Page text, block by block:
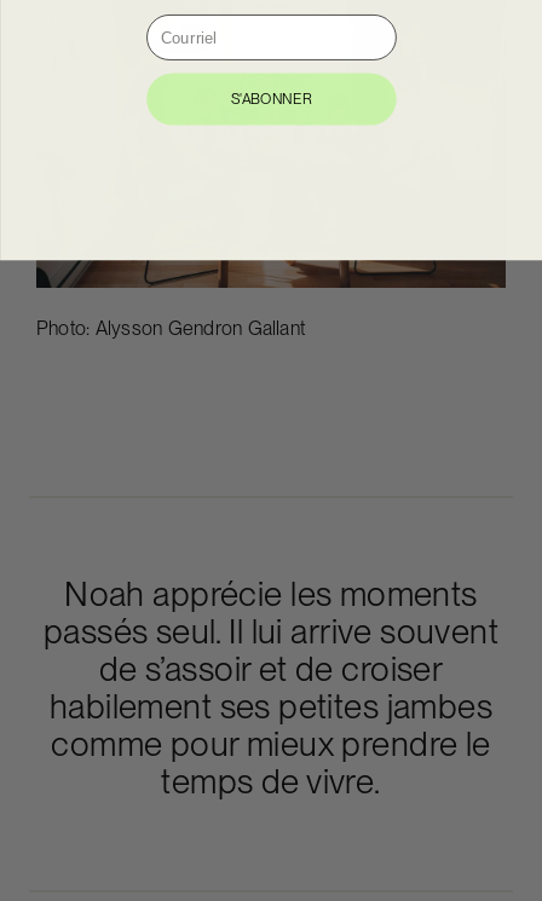
Photo: Alysson Gendron Gallant
Noah apprécie les moments
passés seul. Il lui arrive souvent
de s’assoir et de croiser
habilement ses petites jambes
comme pour mieux prendre le
temps de vivre.
Courriel
S'ABONNER